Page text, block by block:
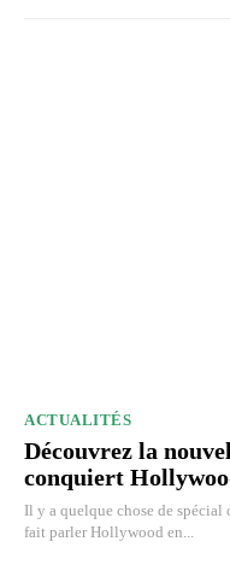
ACTUALITÉS
Découvrez la
conquiert
Il y a quelque chose de
fait parler Hollywood en...